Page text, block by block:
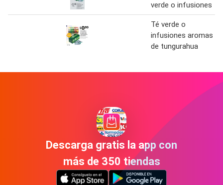
verde o infusiones
Té verde o
infusiones aromas
de tungurahua
Descarga gratis la app con
más de 350 tiendas